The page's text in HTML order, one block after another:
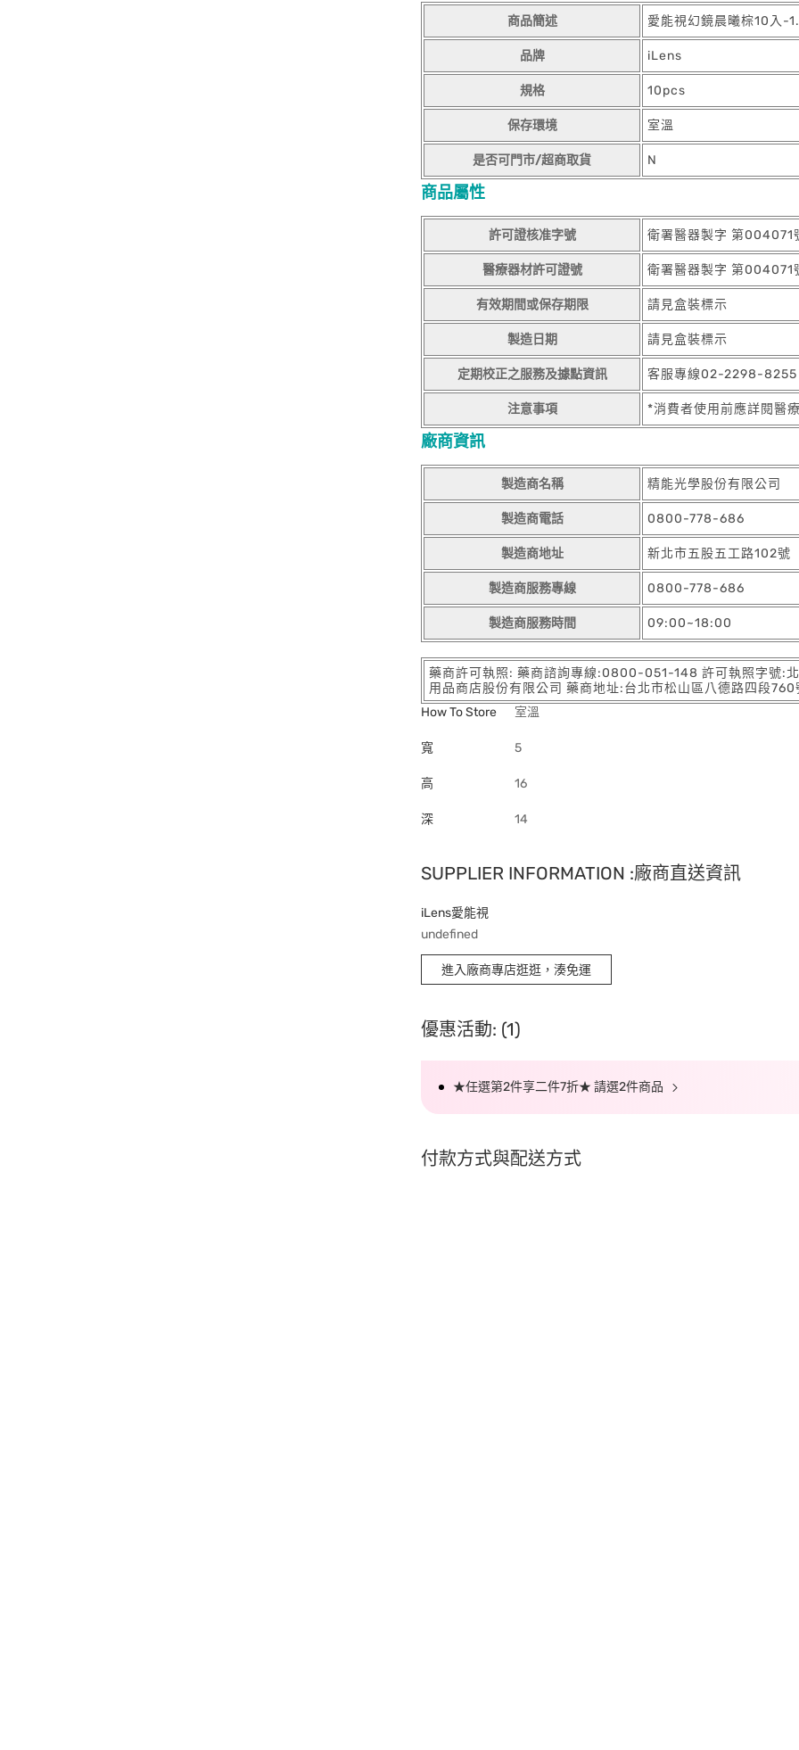
商品簡述 愛能視幻鏡晨曦棕10入-
品牌 iLens
規格 10pcs
保存環境 室溫
是否可門市/超商取貨 N
商品屬性
許可證核准字號 衛署醫器製字 第004071
醫療器材許可證號 衛署醫器製字 第004071
有效期間或保存期限 請見盒裝標示
製造日期 請見盒裝標示
定期校正之服務及據點資訊 客服專線02-2298-8255
注意事項 *消費者使用前應詳閱醫
廠商資訊
製造商名稱 精能光學股份有限公司
製造商電話 0800-778-686
製造商地址 新北市五股五工路102號
製造商服務專線 0800-778-686
製造商服務時間 09:00~18:00
藥商許可執照: 藥商諮詢專線:0800-051-148 許可執照字號:
用品商店股份有限公司 藥商地址:台北市松山區八德路四段
How To Store
室溫
寬 5
高 16
深 14
SUPPLIER INFORMATION :廠商直送資訊
iLens愛能視
undefined
進入廠商專店逛逛，湊免運
優惠活動: (1)
★任選第2件享二件7折★ 請選2件商品
付款方式與配送方式